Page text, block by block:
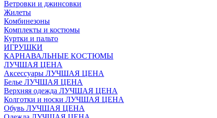
Ветровки и джинсовки
Жилеты
Комбинезоны
Комплекты и костюмы
Куртки и пальто
ИГРУШКИ
КАРНАВАЛЬНЫЕ КОСТЮМЫ
ЛУЧШАЯ ЦЕНА
Аксессуары ЛУЧШАЯ ЦЕНА
Белье ЛУЧШАЯ ЦЕНА
Верхняя одежда ЛУЧШАЯ ЦЕНА
Колготки и носки ЛУЧШАЯ ЦЕНА
Обувь ЛУЧШАЯ ЦЕНА